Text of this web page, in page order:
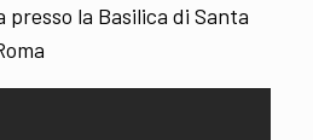
la Basilica di Santa